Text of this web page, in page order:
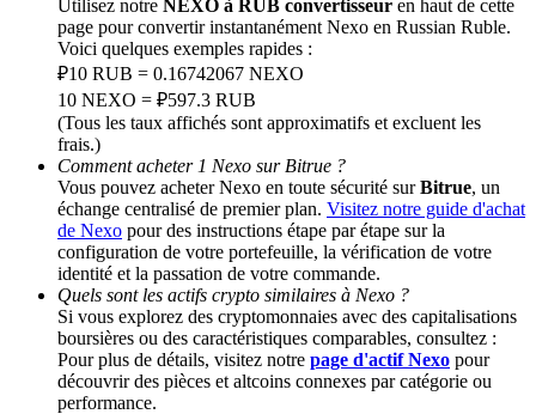
BTC Welcome Rewards
Deposit & Trade BTC to Share 25000 USDT prize pool!
Deposit CASHCAT & Win
Share 500000 CASHCAT prize pool
Exclusive for BitMart Users
Register & Trade to Win 500,000 USDT
Utilisez notre NEXO à RUB convertisseur en haut de cette
page pour convertir instantanément Nexo en Russian Ruble.
Voici quelques exemples rapides :
₽10 RUB = 0.16742067 NEXO
10 NEXO = ₽597.3 RUB
(Tous les taux affichés sont approximatifs et excluent les
frais.)
Comment acheter 1 Nexo sur Bitrue ?
Vous pouvez acheter Nexo en toute sécurité surBitrue, un
échange centralisé de premier plan. Visitez notre guide d'achat
de Nexo pour des instructions étape par étape sur la
configuration de votre portefeuille, la vérification de votre
identité et la passation de votre commande.
Quels sont les actifs crypto similaires à Nexo ?
Si vous explorez des cryptomonnaies avec des capitalisations
boursières ou des caractéristiques comparables, consultez :
Pour plus de détails, visitez notre page d'actif Nexo pour
découvrir des pièces et altcoins connexes par catégorie ou
performance.